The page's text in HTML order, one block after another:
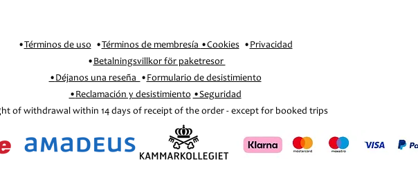
• Términos de uso• Términos de membresía •Cookies • Privacidad
• Betalningsvillkor för paketresor
• Déjanos una reseña • Formulario de desistimiento
• Reclamación y desistimiento •Seguridad
of withdrawal within 14 days of receipt of the order - except for booked trips